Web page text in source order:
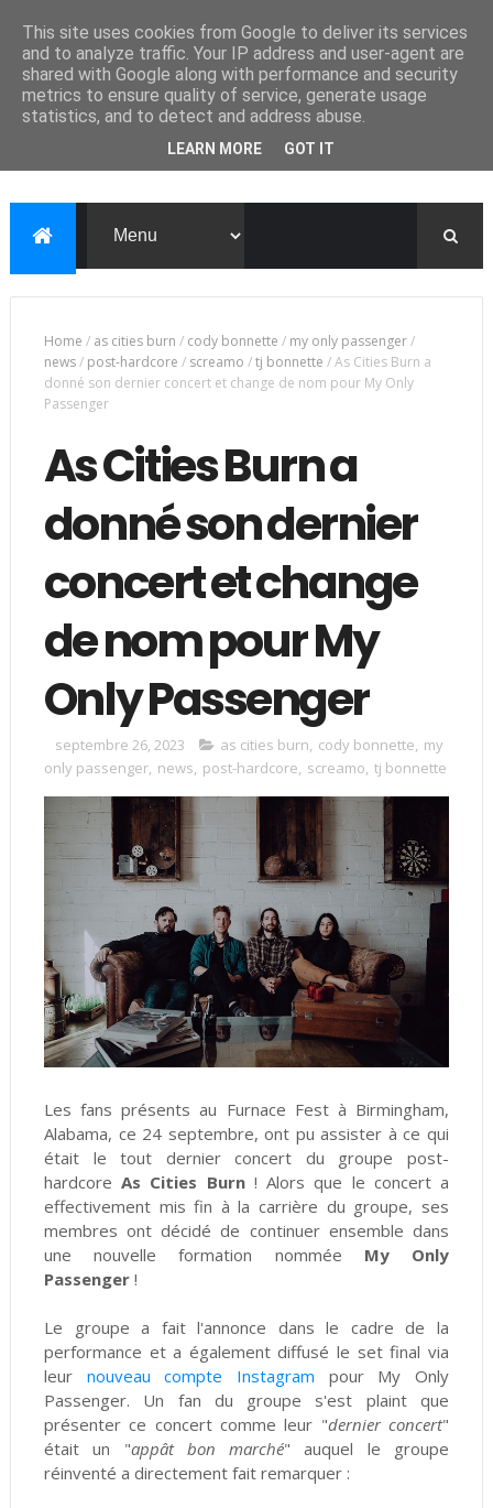
Home / as cities burn / cody bonnette / my only passenger/
news/ post-hardcore / screamo /tj bonnette /As Cities Burn a
donné son dernier concert et change de nom pour My Only
Passenger
As Cities Burn a
donné son dernier
concert et change
de nom pour My
Only Passenger
septembre 26, 2023 as cities burn, cody bonnette, my
only passenger, news, post-hardcore, screamo, tj bonnette
Les fans présents au Furnace Fest à Birmingham,
Alabama, ce 24 septembre, ont pu assister à ce qui
était le tout dernier concert du groupe post-
hardcoreAs Cities Burn! Alors que le concert a
effectivement mis fin à la carrière du groupe, ses
membres ont décidé de continuer ensemble dans
une nouvelle formation nommée My Only
Passenger!
Le groupe a fait l'annonce dans le cadre de la
performance et a également diffusé le set final via
leur nouveau compte Instagram pour My Only
Passenger. Un fan du groupe s'est plaint que
présenter ce concert comme leur "dernier concert"
était un "appât bon marché" auquel le groupe
réinventé a directement fait remarquer :
This site uses cookies from Google to deliver its services
and to analyze traffic. Your IP address and user-agent are
shared with Google along with performance and security
metrics to ensure quality of service, generate usage
statistics, and to detect and address abuse.
LEARN MORE GOT IT